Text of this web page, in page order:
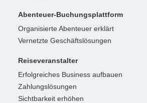
Abenteuer-Buchungsplattform
Organisierte Abenteuer erklärt
Vernetzte Geschäftslösungen
Reiseveranstalter
Erfolgreiches Business aufbauen
Zahlungslösungen
Sichtbarkeit erhöhen